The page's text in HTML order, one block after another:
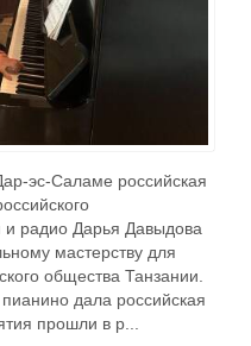
эс-Саламе российская
и радио Дарья Давыдова
мастерству для
общества Танзании.
дала российская
прошли в р...